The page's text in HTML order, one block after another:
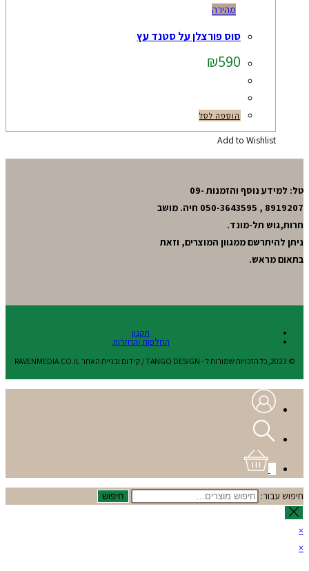
מהירה
סוס פורצלן על סטנד עץ
₪590
הוספה לסל
Add to Wishlist
טל: למידע נוסף והזמנות 09-
8919207 , 050-3643595 חיה. מושב
חרות,גוש תל-מונד.
ניתן להיתרשם ממגוון המוצרים, וזאת
בתאום מראש.
תקנון
החלפות והחזרות
© 2023,כל הזכויות שמורות ל - TANGO DESIGN / קידום ובניית האתר RAVENMEDIA.CO.IL
חיפוש עבור: חיפוש
×
×